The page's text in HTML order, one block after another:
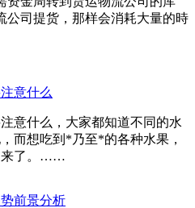
公司提货，那样会消耗大量的時
意什么
意什么，大家都知道不同的水
而想吃到*乃至*的各种水果，
来了。……
前景分析